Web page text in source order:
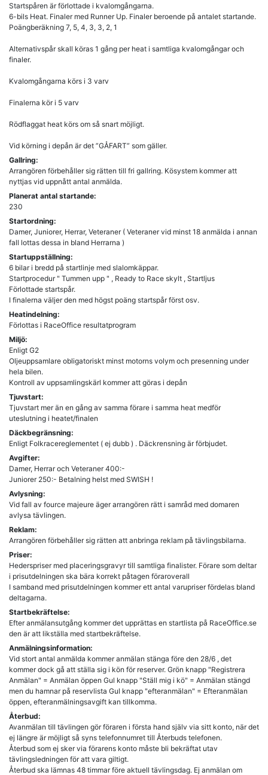
Startspåren är förlottade i kvalomgångarna.
6-bils Heat. Finaler med Runner Up. Finaler beroende på antalet startande.
Poängberäkning 7, 5, 4, 3, 3, 2, 1
Alternativspår skall köras 1 gång per heat i samtliga kvalomgångar och
finaler.
Kvalomgångarna körs i 3 varv
Finalerna kör i 5 varv
Rödflaggat heat körs om så snart möjligt.
Vid körning i depån är det ”GÅFART” som gäller.
Gallring:
Arrangören förbehåller sig rätten till fri gallring. Kösystem kommer att
nyttjas vid uppnått antal anmälda.
Planerat antal startande:
230
Startordning:
Damer, Juniorer, Herrar, Veteraner ( Veteraner vid minst 18 anmälda i annan
fall lottas dessa in bland Herrarna )
Startuppställning:
6 bilar i bredd på startlinje med slalomkäppar.
Startprocedur " Tummen upp " , Ready to Race skylt , Startljus
Förlottade startspår.
I finalerna väljer den med högst poäng startspår först osv.
Heatindelning:
Förlottas i RaceOffice resultatprogram
Miljö:
Enligt G2
Oljeuppsamlare obligatoriskt minst motorns volym och presenning under
hela bilen.
Kontroll av uppsamlingskärl kommer att göras i depån
Tjuvstart:
Tjuvstart mer än en gång av samma förare i samma heat medför
uteslutning i heatet/finalen
Däckbegränsning:
Enligt Folkracereglementet ( ej dubb ) . Däckrensning är förbjudet.
Avgifter:
Damer, Herrar och Veteraner 400:-
Juniorer 250:- Betalning helst med SWISH !
Avlysning:
Vid fall av fource majeure äger arrangören rätt i samråd med domaren
avlysa tävlingen.
Reklam:
Arrangören förbehåller sig rätten att anbringa reklam på tävlingsbilarna.
Priser:
Hederspriser med placeringsgravyr till samtliga finalister. Förare som deltar
i prisutdelningen ska bära korrekt påtagen föraroverall
I samband med prisutdelningen kommer ett antal varupriser fördelas bland
deltagarna.
Startbekräftelse:
Efter anmälansutgång kommer det upprättas en startlista på RaceOffice.se
den är att likställa med startbekräftelse.
Anmälningsinformation:
Vid stort antal anmälda kommer anmälan stänga före den 28/6 , det
kommer dock gå att ställa sig i kön för reserver. Grön knapp "Registrera
Anmälan" = Anmälan öppen Gul knapp "Ställ mig i kö" = Anmälan stängd
men du hamnar på reservlista Gul knapp "efteranmälan" = Efteranmälan
öppen, efteranmälningsavgift kan tillkomma.
Återbud:
Avanmälan till tävlingen gör föraren i första hand själv via sitt konto, när det
ej längre är möjligt så syns telefonnumret till Återbuds telefonen.
Återbud som ej sker via förarens konto måste bli bekräftat utav
tävlingsledningen för att vara giltigt.
Återbud ska lämnas 48 timmar före aktuell tävlingsdag. Ej anmälan om